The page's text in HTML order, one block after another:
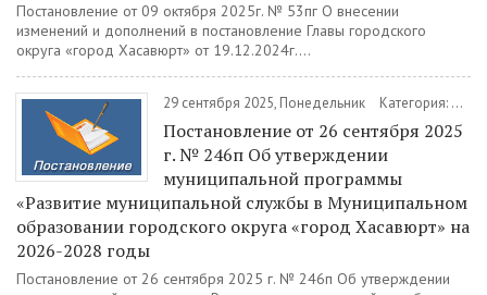
Постановление от 09 октября 2025г. № 53пг О внесении
изменений и дополнений в постановление Главы городского
округа «город Хасавюрт» от 19.12.2024г....
29 сентября 2025, Понедельник Категория:
Постановление от 26 сентября 2025
г. № 246п Об утверждении
муниципальной программы
«Развитие муниципальной службы в Муниципальном
образовании городского округа «город Хасавюрт» на
2026-2028 годы
Постановление от 26 сентября 2025 г. № 246п Об утверждении